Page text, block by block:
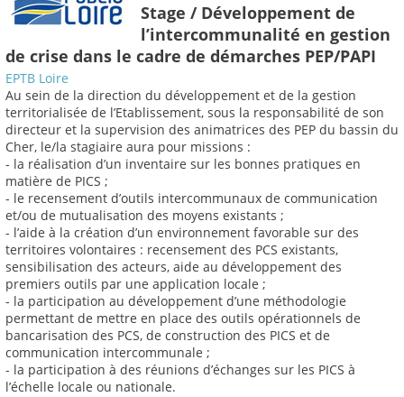
Stage / Développement de
l’intercommunalité en gestion
de crise dans le cadre de démarches PEP/PAPI
EPTB Loire
Au sein de la direction du développement et de la gestion
territorialisée de l’Etablissement, sous la responsabilité de son
directeur et la supervision des animatrices des PEP du bassin du
Cher, le/la stagiaire aura pour missions :
- la réalisation d’un inventaire sur les bonnes pratiques en
matière de PICS ;
- le recensement d’outils intercommunaux de communication
et/ou de mutualisation des moyens existants ;
- l’aide à la création d’un environnement favorable sur des
territoires volontaires : recensement des PCS existants,
sensibilisation des acteurs, aide au développement des
premiers outils par une application locale ;
- la participation au développement d’une méthodologie
permettant de mettre en place des outils opérationnels de
bancarisation des PCS, de construction des PICS et de
communication intercommunale ;
- la participation à des réunions d’échanges sur les PICS à
l’échelle locale ou nationale.